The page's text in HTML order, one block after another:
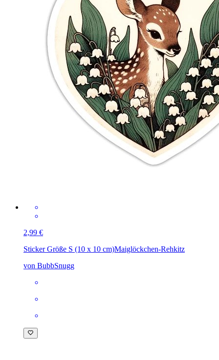
2,99 €
Sticker Größe S (10 x 10 cm)Maiglöckchen-Rehkitz
von BubbSnugg